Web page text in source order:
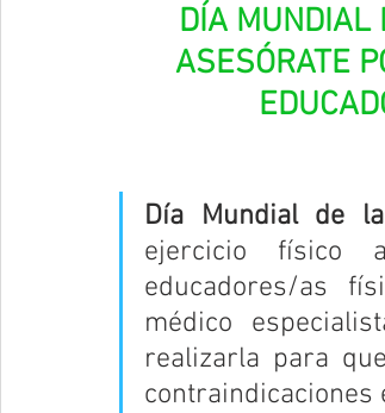
DÍA MUNDIAL
ASESÓRATE
Día Mundial de
ejercicio físico
educadores/as
médico
realizarla para
contraindicaciones